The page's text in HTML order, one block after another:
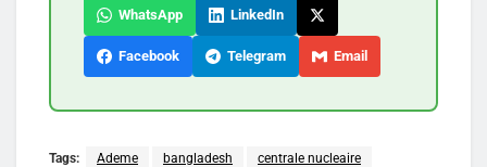
WhatsApp LinkedIn
Facebook Telegram Email
Tags: Ademe bangladesh centrale nucleaire